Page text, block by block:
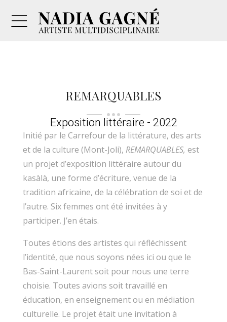
REMARQUABLES
Exposition littéraire - 2022
Initié par le Carrefour de la littérature, des arts
et de la culture (Mont-Joli), REMARQUABLES, est
un projet d’exposition littéraire autour du
kasàlà, une forme d’écriture, venue de la
tradition africaine, de la célébration de soi et de
l’autre. Six femmes ont été invitées à y
participer. J’en étais.
Toutes étions des artistes qui réfléchissent
l’identité, que nous soyons nées ici ou que le
Bas-Saint-Laurent soit pour nous une terre
choisie. Toutes avions soit travaillé en
éducation, en enseignement ou en médiation
culturelle. Le projet était une invitation à